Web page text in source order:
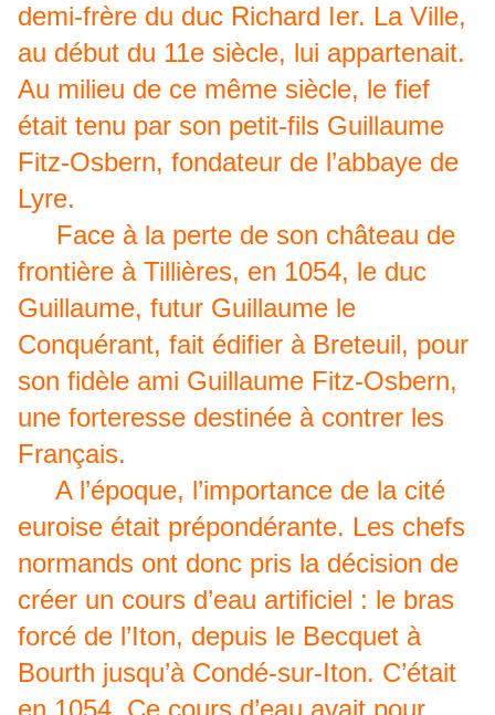
demi-frère du duc Richard Ier. La Ville,
au début du 11e siècle, lui appartenait.
Au milieu de ce même siècle, le fief
était tenu par son petit-fils Guillaume
Fitz-Osbern, fondateur de l’abbaye de
Lyre.
Face à la perte de son château de
frontière à Tillières, en 1054, le duc
Guillaume, futur Guillaume le
Conquérant, fait édifier à Breteuil, pour
son fidèle ami Guillaume Fitz-Osbern,
une forteresse destinée à contrer les
Français.
A l’époque, l’importance de la cité
euroise était prépondérante. Les chefs
normands ont donc pris la décision de
créer un cours d’eau artificiel : le bras
forcé de l’Iton, depuis le Becquet à
Bourth jusqu’à Condé-sur-Iton. C’était